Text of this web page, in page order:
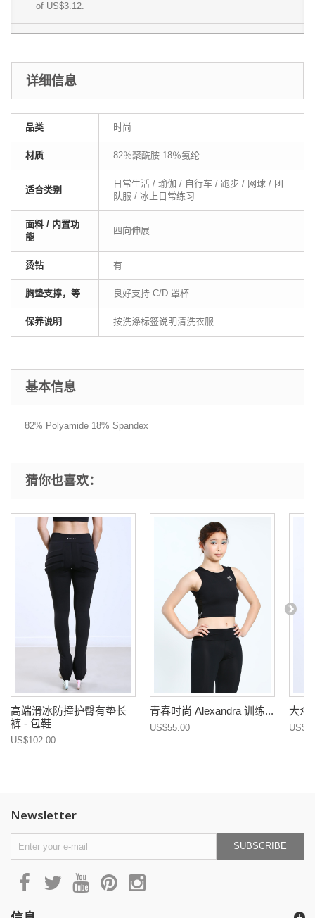
of US$3.12.
详细信息
品类 时尚
材质 82％聚酰胺 18％氨纶
适合类别
日常生活 / 瑜伽 / 自行车 / 跑步 / 网球 / 团
队服 / 冰上日常练习
面料 / 内置功
能
四向伸展
烫钻 有
胸垫支撑，等 良好支持 C/D 罩杯
保养说明 按洗涤标签说明清洗衣服
基本信息
82% Polyamide 18% Spandex
猜你也喜欢：
高端滑冰防撞护臀有垫长
裤 - 包鞋
US$102.00
青春时尚 Alexandra 训练...
US$55.00
大众
Newsletter
SUBSCRIBE